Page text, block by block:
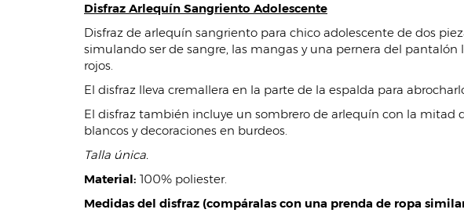
Disfraz Arlequín Sangriento Adolescente
Disfraz de arlequín sangriento para chico adolescente de dos
simulando ser de sangre, las mangas y una pernera del
rojos.
El disfraz lleva cremallera en la parte de la espalda para
El disfraz también incluye un sombrero de arlequín con la mitad
blancos y decoraciones en burdeos.
Talla única.
Material: 100% poliester.
Medidas del disfraz (compáralas con una prenda de ropa